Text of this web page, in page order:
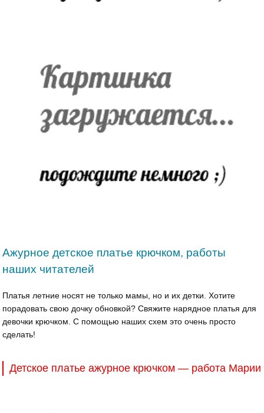
Ажурное детское платье крючком, работы
наших читателей
Платья летние носят не только мамы, но и их детки. Хотите
порадовать свою дочку обновкой? Свяжите нарядное платья для
девочки крючком. С помощью наших схем это очень просто
сделать!
Детское платье ажурное крючком — работа Марии